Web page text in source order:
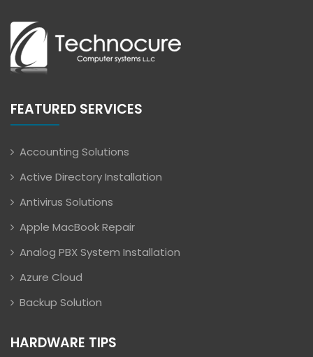
FEATURED SERVICES
Accounting Solutions
Active Directory Installation
Antivirus Solutions
Apple MacBook Repair
Analog PBX System Installation
Azure Cloud
Backup Solution
HARDWARE TIPS